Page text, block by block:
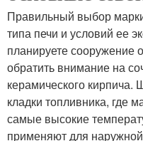
Правильный выбор
типа печи и условий ее
планируете сооружение
обратить внимание на
керамического
кладки топливника, где
самые высокие
применяют для